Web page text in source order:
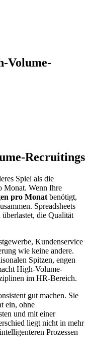
Volume-
Recruitings
Spiel als die
Monat. Wenn Ihre
pro Monat benötigt,
Spreadsheets
die Qualität
Kundenservice
wie keine andere.
Spitzen, engen
High-Volume-
im HR-Bereich.
gut machen. Sie
ein, ohne
und mit einer
liegt nicht in mehr
Prozessen